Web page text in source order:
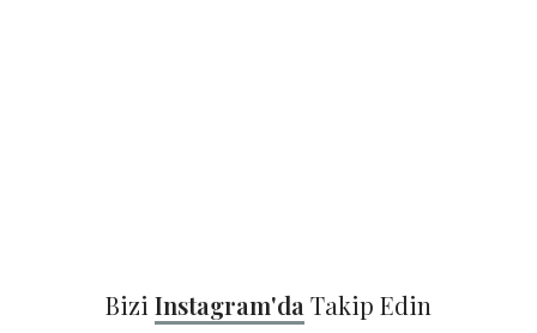
Bizi Instagram'da Takip Edin